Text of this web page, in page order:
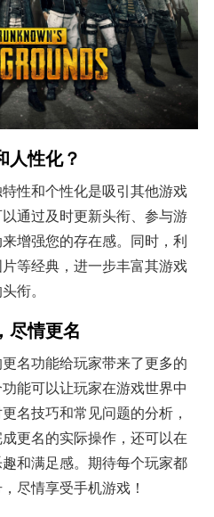
人性化？
性和个性化是吸引其他游戏
通过及时更新头衔、参与游
增强您的存在感。同时，利
等经典，进一步丰富其游戏
衔。
尽情更名
名功能给玩家带来了更多的
能可以让玩家在游戏世界中
名技巧和常见问题的分析，
更名的实际操作，还可以在
和满足感。期待每个玩家都
尽情享受手机游戏！